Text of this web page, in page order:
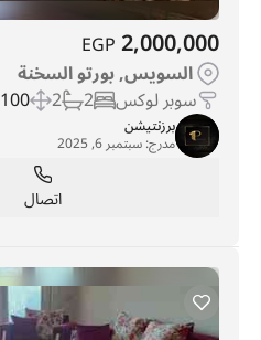
2,000,000
EGP
السويس, بورتو السخنة
سوبر لوكس 2
2
100 m
برزنتيشن
مدرج:سبتمبر 6, 2025
اتصال